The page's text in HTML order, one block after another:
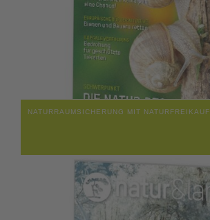
NATURRAUMSICHERUNG MIT NATURFREIKAUF